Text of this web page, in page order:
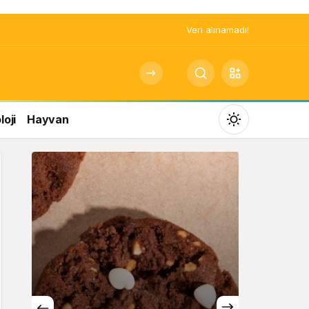
Veri alınamadı!
Hayvan
Mod
değiştir
Gündüz Modu
Gündüz modunu seçin.
Gece Modu
Gece modunu seçin.